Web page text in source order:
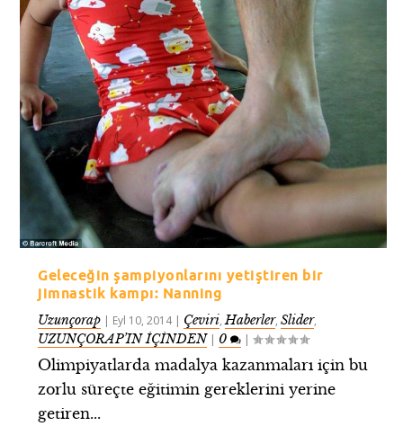
Geleceğin şampiyonlarını yetiştiren bir
jimnastik kampı: Nanning
Uzunçorap | Eyl 10, 2014| Çeviri,Haberler,Slider,
UZUNÇORAP’IN İÇİNDEN| 0 |
Olimpiyatlarda madalya kazanmaları için bu
zorlu süreçte eğitimin gereklerini yerine
getiren...